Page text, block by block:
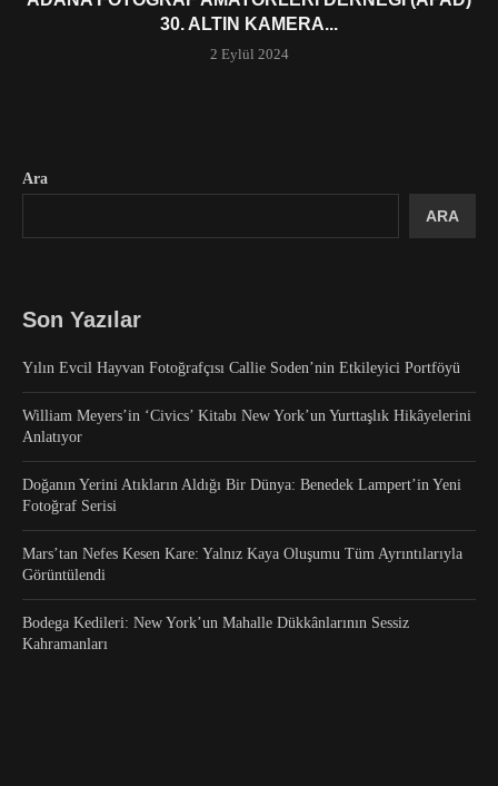
30. ALTIN KAMERA...
2 Eylül 2024
Ara
ARA
Son Yazılar
Yılın Evcil Hayvan Fotoğrafçısı Callie Soden’nin Etkileyici Portföyü
William Meyers’in ‘Civics’ Kitabı New York’un Yurttaşlık Hikâyelerini
Anlatıyor
Doğanın Yerini Atıkların Aldığı Bir Dünya: Benedek Lampert’in Yeni
Fotoğraf Serisi
Mars’tan Nefes Kesen Kare: Yalnız Kaya Oluşumu Tüm Ayrıntılarıyla
Görüntülendi
Bodega Kedileri: New York’un Mahalle Dükkânlarının Sessiz
Kahramanları